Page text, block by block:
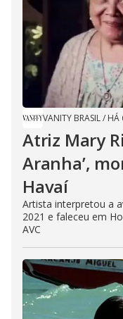
VANITY BRASIL/ HÁ
Atriz Mary
Aranha’,
Havaí
Artista interpretou a
2021 e faleceu em
AVC